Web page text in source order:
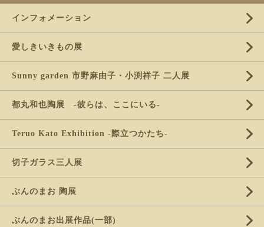
インフォメーション
愛しきいきもの展
Sunny garden 市野麻由子・小渕祥子 二人展
都丸和也陶展 -彼らは、ここにいる-
Teruo Kato Exhibition -際立つかたち-
切子ガラス三人展
ぶんのまお 陶展
ぶんのまお出展作品(一部)